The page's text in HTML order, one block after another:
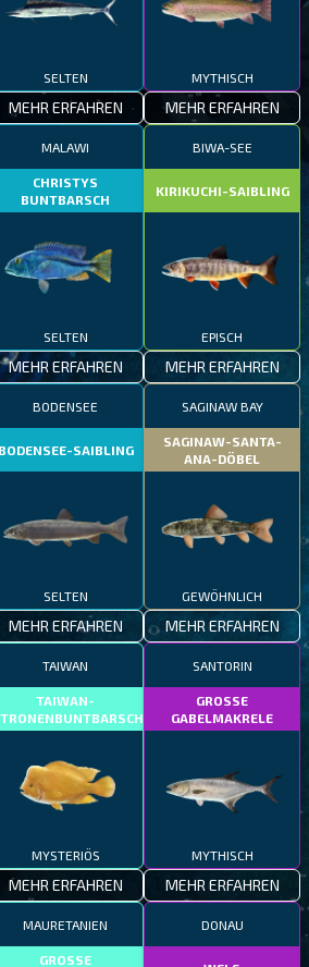
SELTEN
MEHR ERFAHREN
MYTHISCH
MEHR ERFAHREN
MALAWI
CHRISTYS
BUNTBARSCH
SELTEN
MEHR ERFAHREN
BIWA-SEE
KIRIKUCHI-SAIBLING
EPISCH
MEHR ERFAHREN
BODENSEE
BODENSEE-SAIBLING
SELTEN
MEHR ERFAHREN
SAGINAW BAY
SAGINAW-SANTA-
ANA-DÖBEL
GEWÖHNLICH
MEHR ERFAHREN
TAIWAN
TAIWAN-
MYSTERIÖS
MEHR ERFAHREN
SANTORIN
GROSSE
GABELMAKRELE
MYTHISCH
MEHR ERFAHREN
MAURETANIEN
GROSSE
DONAU